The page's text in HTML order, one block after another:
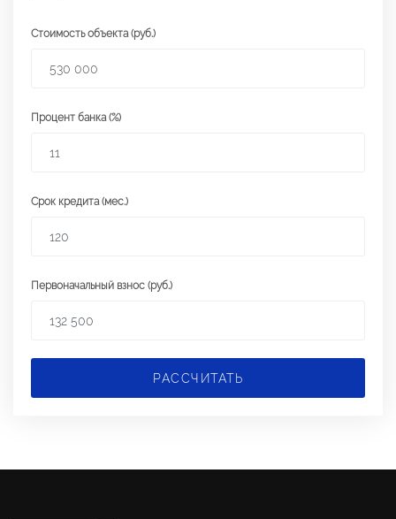
Стоимость объекта (руб.)
Процент банка (%)
Срок кредита (мес.)
Первоначальный взнос (руб.)
РАССЧИТАТЬ